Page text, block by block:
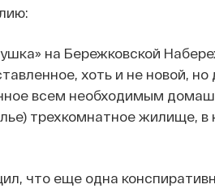
на Бережковской
хоть и не новой,
всем необходимым
трехкомнатное жилище,
что еще одна